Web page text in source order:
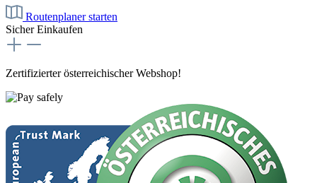
Routenplaner starten
Sicher Einkaufen
Zertifizierter österreichischer Webshop!